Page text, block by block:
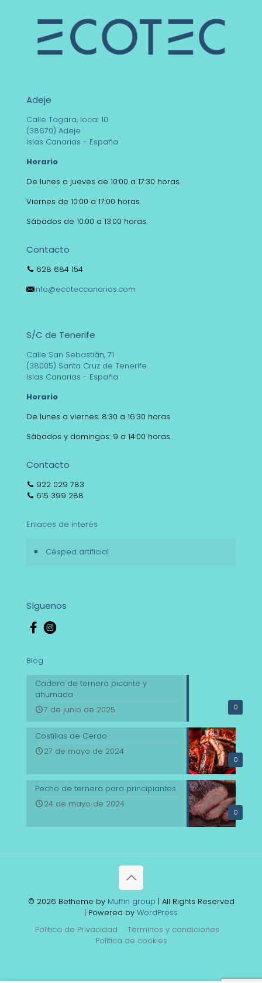
Adeje
Calle Tagara, local 10
(38670) Adeje
Islas Canarias - España
Horario
De lunes a jueves de 10:00 a 17:30 horas.
Viernes de 10:00 a 17:00 horas.
Sábados de 10:00 a 13:00 horas.
Contacto
628 684 154
info@ecoteccanarias.com
S/C de Tenerife
Calle San Sebastián, 71
(38005) Santa Cruz de Tenerife.
Islas Canarias - España
Horario
De lunes a viernes: 8:30 a 16:30 horas.
Sábados y domingos: 9 a 14:00 horas.
Contacto
922 029 783
615 399 288
Enlaces de interés
Césped artificial
Síguenos
Blog
0
Cadera de ternera picante y
ahumada
7 de junio de 2025
0
Costillas de Cerdo
27 de mayo de 2024
0
Pecho de ternera para principiantes
24 de mayo de 2024
© 2026 Betheme by Muffin group | All Rights Reserved
| Powered by WordPress
Política de Privacidad
Términos y condiciones
Política de cookies